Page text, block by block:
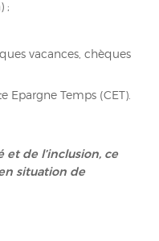
;
vacances, chèques
Epargne Temps (CET).
et de l’inclusion, ce
situation de